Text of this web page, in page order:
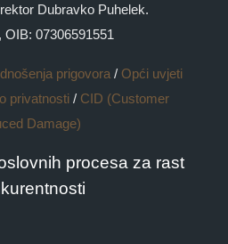
Dubravko Puhelek.
OIB: 07306591551
prigovora / Opći uvjeti
privatnosti / CID (Customer
Damage)
procesa za rast